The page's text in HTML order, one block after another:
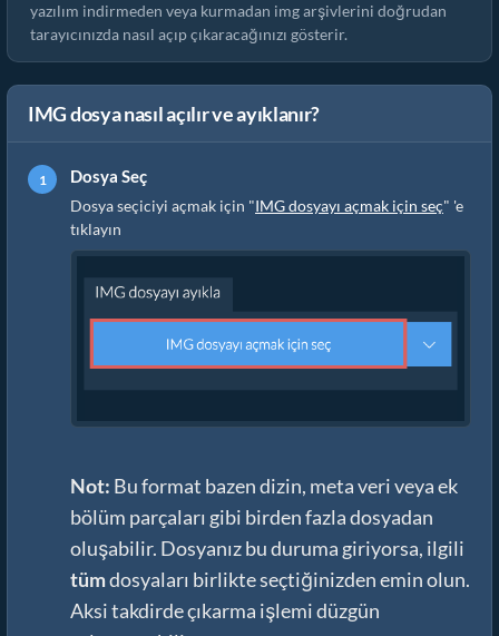
yazılım indirmeden veya kurmadan img arşivlerini doğrudan
tarayıcınızda nasıl açıp çıkaracağınızı gösterir.
IMG dosya nasıl açılır ve ayıklanır?
Dosya Seç
Dosya seçiciyi açmak için "IMG dosyayı açmak için seç" 'e
tıklayın
Not: Bu format bazen dizin, meta veri veya ek
bölüm parçaları gibi birden fazla dosyadan
oluşabilir. Dosyanız bu duruma giriyorsa, ilgili
tümdosyaları birlikte seçtiğinizden emin olun.
Aksi takdirde çıkarma işlemi düzgün